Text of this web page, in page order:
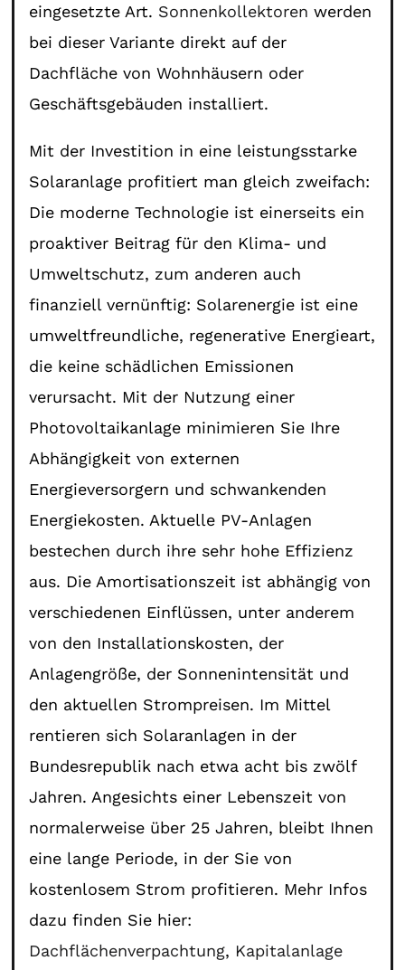
eingesetzte Art. Sonnenkollektoren werden
bei dieser Variante direkt auf der
Dachfläche von Wohnhäusern oder
Geschäftsgebäuden installiert.
Mit der Investition in eine leistungsstarke
Solaranlage profitiert man gleich zweifach:
Die moderne Technologie ist einerseits ein
proaktiver Beitrag für den Klima- und
Umweltschutz, zum anderen auch
finanziell vernünftig: Solarenergie ist eine
umweltfreundliche, regenerative Energieart,
die keine schädlichen Emissionen
verursacht. Mit der Nutzung einer
Photovoltaikanlage minimieren Sie Ihre
Abhängigkeit von externen
Energieversorgern und schwankenden
Energiekosten. Aktuelle PV-Anlagen
bestechen durch ihre sehr hohe Effizienz
aus. Die Amortisationszeit ist abhängig von
verschiedenen Einflüssen, unter anderem
von den Installationskosten, der
Anlagengröße, der Sonnenintensität und
den aktuellen Strompreisen. Im Mittel
rentieren sich Solaranlagen in der
Bundesrepublik nach etwa acht bis zwölf
Jahren. Angesichts einer Lebenszeit von
normalerweise über 25 Jahren, bleibt Ihnen
eine lange Periode, in der Sie von
kostenlosem Strom profitieren. Mehr Infos
dazu finden Sie hier:
Dachflächenverpachtung, Kapitalanlage